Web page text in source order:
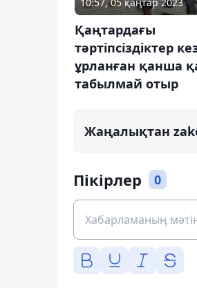
Қаңтардағы
тәртіпсіздіктер
ұрланған қанша
табылмай отыр
Жаңалықтан
Пікірлер 0